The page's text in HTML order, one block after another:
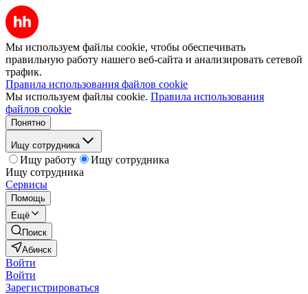
Мы используем файлы cookie, чтобы обеспечивать
правильную работу нашего веб-сайта и анализировать сетевой
трафик.
Правила использования файлов cookie
Мы используем файлы cookie. Правила использования
файлов cookie
Понятно
Ищу сотрудника
Ищу работу
Ищу сотрудника
Ищу сотрудника
Сервисы
Помощь
Ещё
Поиск
Абинск
Войти
Войти
Зарегистрироваться